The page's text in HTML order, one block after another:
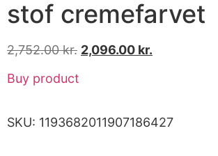
stof cremefarvet
2,752.00kr. 2,096.00 kr.
Buy product
SKU: 1193682011907186427